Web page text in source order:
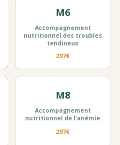
M6
Accompagnement
nutritionnel des troubles
tendineux
297€
M8
Accompagnement
nutritionnel de l'anémie
297€